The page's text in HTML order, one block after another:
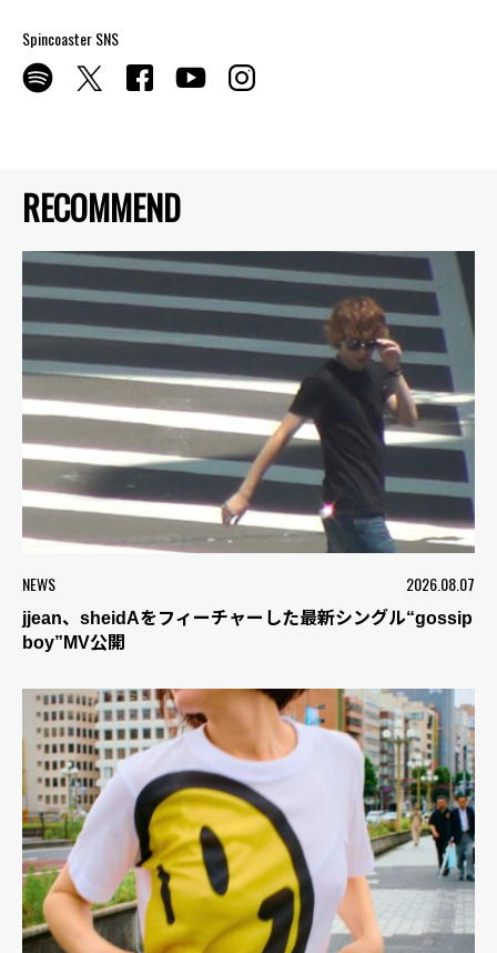
RECOMMEND
NEWS 2026.08.07
jjean、sheidAをフィーチャーした最新シングル“gossip
boy”MV公開
Spincoaster SNS